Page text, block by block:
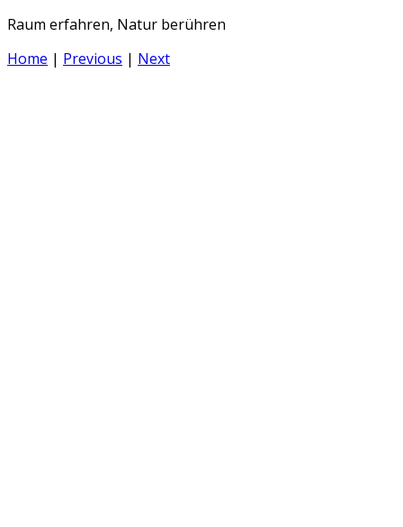
Raum erfahren, Natur berühren
Home | Previous | Next